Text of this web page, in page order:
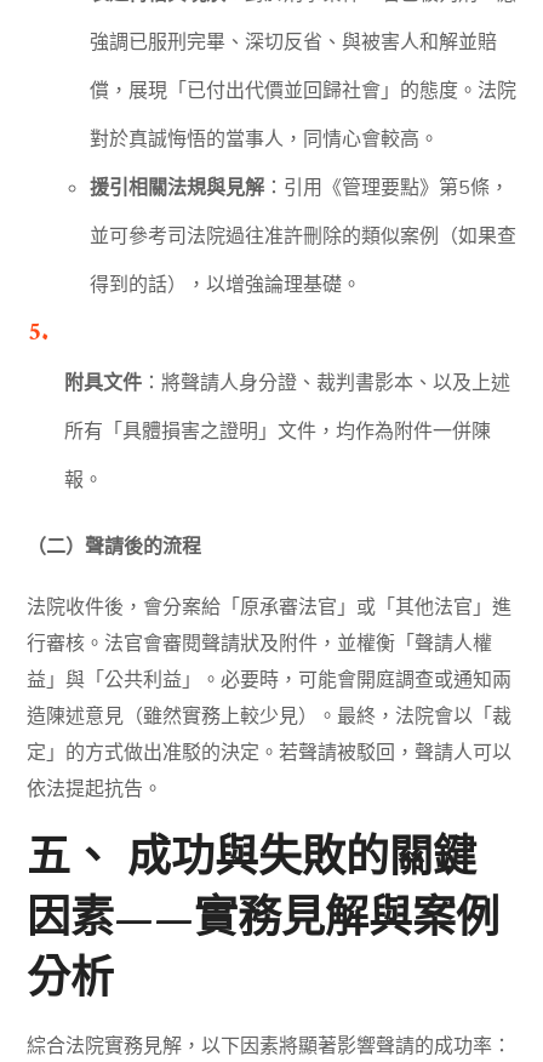
強調已服刑完畢、深切反省、與被害人和解並賠
償，展現「已付出代價並回歸社會」的態度。法院
對於真誠悔悟的當事人，同情心會較高。
援引相關法規與見解：引用《管理要點》第5條，
並可參考司法院過往准許刪除的類似案例（如果查
得到的話），以增強論理基礎。
附具文件：將聲請人身分證、裁判書影本、以及上述
所有「具體損害之證明」文件，均作為附件一併陳
報。
（二）聲請後的流程
法院收件後，會分案給「原承審法官」或「其他法官」進
行審核。法官會審閱聲請狀及附件，並權衡「聲請人權
益」與「公共利益」。必要時，可能會開庭調查或通知兩
造陳述意見（雖然實務上較少見）。最終，法院會以「裁
定」的方式做出准駁的決定。若聲請被駁回，聲請人可以
依法提起抗告。
五、 成功與失敗的關鍵
因素——實務見解與案例
分析
綜合法院實務見解，以下因素將顯著影響聲請的成功率：